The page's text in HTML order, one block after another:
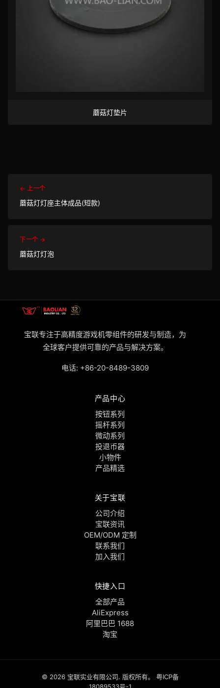
蘑菇灯垫片
← 上一个
蘑菇灯灯座主体成品(短款)
下一个 →
蘑菇灯灯泡
宝联专注于高精度游戏机零组件的研发与制造，为
全球客户提供可靠的产品与解决方案。
电话: +86-20-8489-3809
产品中心
按钮系列
摇杆系列
微动系列
投退币器
小物件
产品精选
关于宝联
公司介绍
宝联资讯
OEM/ODM 定制
联系我们
加入我们
快捷入口
全部产品
AliExpress
阿里巴巴 1688
淘宝
© 2026 宝联实业有限公司. 版权所有。 粤ICP备